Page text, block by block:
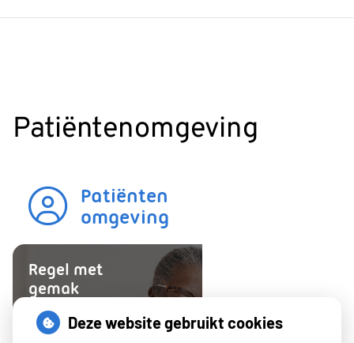
Patiëntenomgeving
Patiënten
omgeving
Regel met
gemak
Uw Zorg
onlineDeze website gebruikt cookies